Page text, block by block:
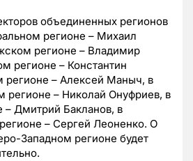
объединенных регионов
регионе – Михаил
регионе – Владимир
регионе – Константин
– Алексей Маныч, в
регионе – Николай Онуфриев, в
– Дмитрий Бакланов, в
– Сергей Леоненко. О
Западном регионе будет